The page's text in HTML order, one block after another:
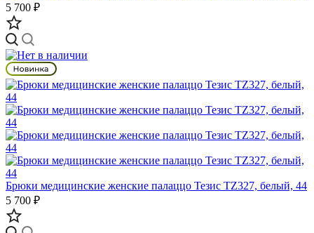
5 700 ₽
Брюки медицинские женские палаццо Тезис TZ327, белый, 44
5 700 ₽